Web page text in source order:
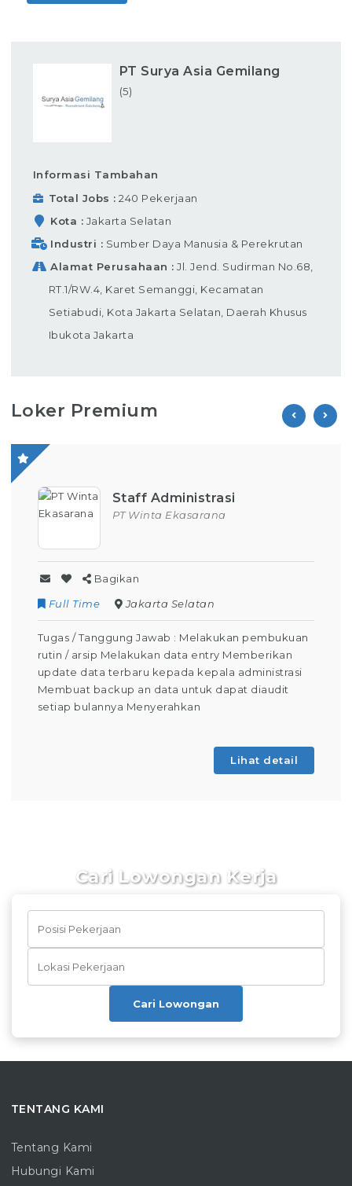
PT Surya Asia Gemilang
(5)
Informasi Tambahan
Total Jobs
240 Pekerjaan
Kota
Jakarta Selatan
Industri
Sumber Daya Manusia & Perekrutan
Alamat Perusahaan
Jl. Jend. Sudirman No.68,
RT.1/RW.4, Karet Semanggi, Kecamatan
Setiabudi, Kota Jakarta Selatan, Daerah Khusus
Ibukota Jakarta
Loker Premium
Staff Administrasi
PT Winta Ekasarana
Bagikan
Full Time
Jakarta Selatan
Tugas / Tanggung Jawab : Melakukan pembukuan
rutin / arsip Melakukan data entry Memberikan
update data terbaru kepada kepala administrasi
Membuat backup an data untuk dapat diaudit
setiap bulannya Menyerahkan
Lihat detail
Cari Lowongan Kerja
Cari Lowongan
TENTANG KAMI
Tentang Kami
Hubungi Kami